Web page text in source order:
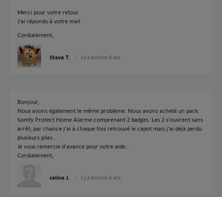
Merci pour votre retour.
J'ai répondu à votre mail.
Cordialement,
Steve T. il y a environ 6 ans
Bonjour,
Nous avons également le même problème. Nous avons acheté un pack
Somfy Protect Home Alarme comprenant 2 badges. Les 2 s’ouvrent sans
arrêt, par chance j’ai à chaque fois retrouvé le capot mais j’ai déjà perdu
plusieurs piles...
Je vous remercie d’avance pour votre aide...
Cordialement,
celine J. il y a environ 6 ans